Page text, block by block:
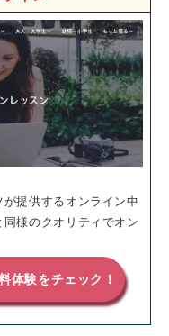
提供するオンライン中
様のクオリティでオン
体験をチェック！